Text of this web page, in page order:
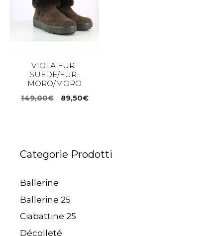
VIOLA FUR-
SUEDE/FUR-
MORO/MORO
149,00€
Il
89,50€Il
Categorie Prodotti
Ballerine
Ballerine 25
Ciabattine 25
Décolleté